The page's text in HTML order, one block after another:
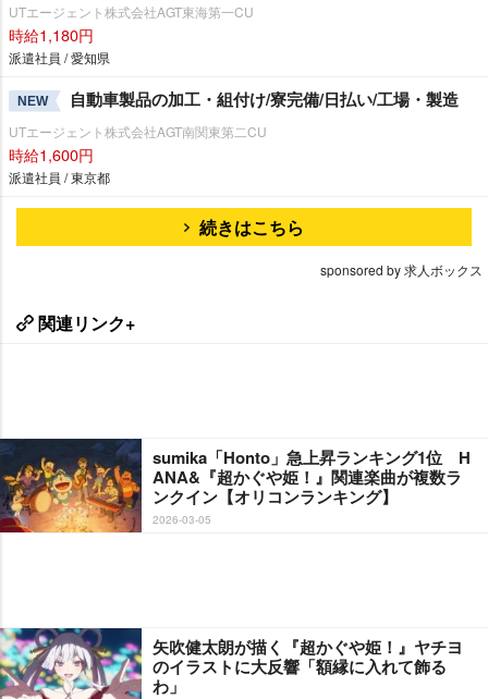
UTエージェント株式会社AGT東海第一CU
時給1,180円
派遣社員 / 愛知県
NEW 自動車製品の加工・組付け/寮完備/日払い/工場・製造
UTエージェント株式会社AGT南関東第二CU
時給1,600円
派遣社員 / 東京都
続きはこちら
sponsored by 求人ボックス
関連リンク+
sumika「Honto」急上昇ランキング1位 H
ANA&『超かぐや姫！』関連楽曲が複数ラ
ンクイン【オリコンランキング】
2026-03-05
矢吹健太朗が描く『超かぐや姫！』ヤチヨ
のイラストに大反響「額縁に入れて飾る
わ」